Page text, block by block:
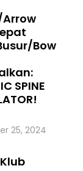
Bow
SPINE
25, 2024